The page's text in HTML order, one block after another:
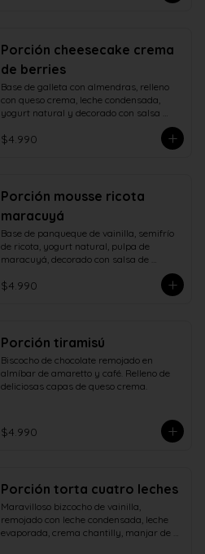
Porción cheesecake crema
de berries
Base de galleta con almendras, relleno
con queso crema, leche condensada,
yogurt natural y decorado con salsa
$4.990
Porción mousse ricota
maracuyá
Base de panqueque de vainilla, semifrío
de ricota, yogurt natural, pulpa de
maracuyá, decorado con salsa de
$4.990
Porción tiramisú
Biscocho de chocolate remojado en
almíbar de amaretto y café. Relleno de
deliciosas capas de queso crema.
$4.990
Porción torta cuatro leches
Maravilloso bizcocho de vainilla,
remojado con leche condensada, leche
evaporada, crema chantilly, manjar de